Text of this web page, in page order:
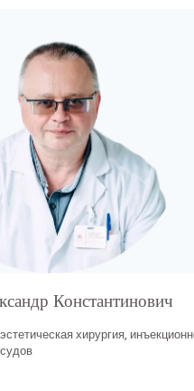
Константинович
хирургия,